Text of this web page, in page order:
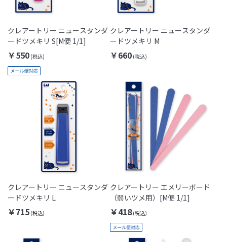
クレアートリー ニュースタンダ
ードツメキリ S[M便 1/1]
￥550
クレアートリー ニュースタンダ
ードツメキリ M
￥660
クレアートリー ニュースタンダ
ードツメキリ L
￥715
クレアートリー エメリーボード
（弱いツメ用）[M便 1/1]
￥418